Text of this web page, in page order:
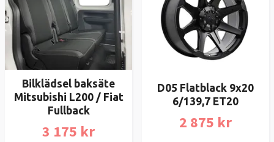
Bilklädsel baksäte
Mitsubishi L200 / Fiat
Fullback
3 175 kr
D05 Flatblack 9x20
6/139,7 ET20
2 875 kr